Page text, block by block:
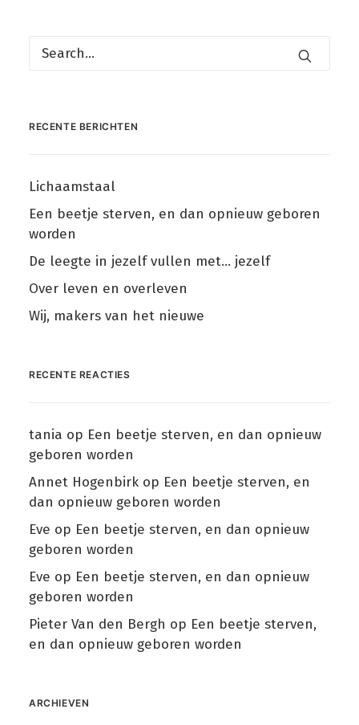
RECENTE BERICHTEN
Lichaamstaal
Een beetje sterven, en dan opnieuw geboren
worden
De leegte in jezelf vullen met… jezelf
Over leven en overleven
Wij, makers van het nieuwe
RECENTE REACTIES
tania op Een beetje sterven, en dan opnieuw
geboren worden
Annet Hogenbirk op Een beetje sterven, en
dan opnieuw geboren worden
Eve op Een beetje sterven, en dan opnieuw
geboren worden
Eve op Een beetje sterven, en dan opnieuw
geboren worden
Pieter Van den Bergh op Een beetje sterven,
en dan opnieuw geboren worden
ARCHIEVEN